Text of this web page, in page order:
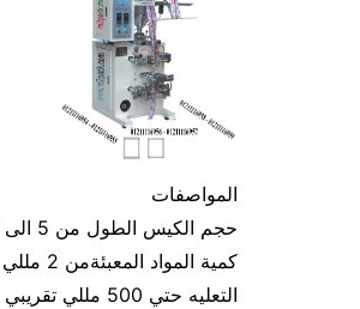
المواصفات
حجم الكيس الطول من 5 الى 12 سم العرض من 3 الى 9 سم تقريبي و يمكن التعديل في الطول و العرض
التعليه حتي 500 مللي تقريبي